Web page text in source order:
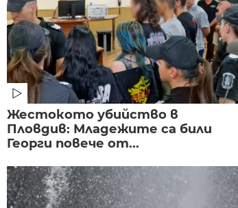
Жестокото убийство в
Пловдив: Младежите са били
Георги повече от...